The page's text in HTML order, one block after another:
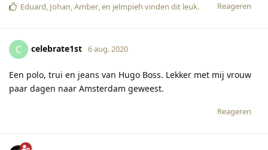
Reageren
Eduard, Johan,Amber, en jelmpieh vinden dit leuk.
C celebrate1st 6 aug. 2020
Een polo, trui en jeans van Hugo Boss. Lekker met mij vrouw
paar dagen naar Amsterdam geweest.
Reageren